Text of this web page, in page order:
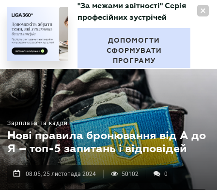
UA
БУХГАЛТЕР
"За межами звітності" Серія
професійних зустрічей
ДОПОМОГТИ
СФОРМУВАТИ
ПРОГРАМУ
Зарплата та кадри
Нові правила бронювання від А до
Я – топ-5 запитань і відповідей
08.05, 25 листопада 2024 50102 0